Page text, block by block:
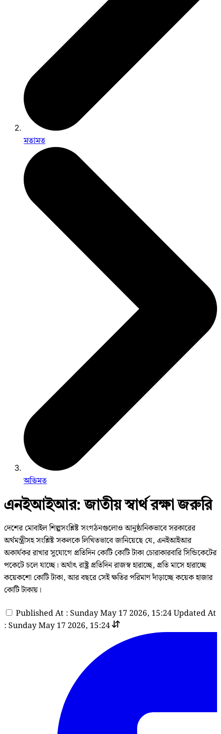
মতামত
অভিমত
এনইআইআর: জাতীয় স্বার্থ রক্ষা জরুরি
দেশের মোবাইল শিল্পসংশ্লিষ্ট সংগঠনগুলোও আনুষ্ঠানিকভাবে সরকারের
অর্থমন্ত্রীসহ সংশ্লিষ্ট সকলকে লিখিতভাবে জানিয়েছে যে, এনইআইআর
অকার্যকর রাখার সুযোগে প্রতিদিন কোটি কোটি টাকা চোরাকারবারি সিন্ডিকেটের
পকেটে চলে যাচ্ছে। অর্থাৎ রাষ্ট্র প্রতিদিন রাজস্ব হারাচ্ছে, প্রতি মাসে হারাচ্ছে
কয়েকশো কোটি টাকা, আর বছরে সেই ক্ষতির পরিমাণ দাঁড়াচ্ছে কয়েক হাজার
কোটি টাকায়।
Published At : Sunday May 17 2026, 15:24Updated At
: Sunday May 17 2026, 15:24